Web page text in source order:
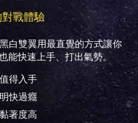
戰體驗
白雙翼用最直覺的方式讓你
能快速上手、打出氣勢。
得入手
快過癮
著度高